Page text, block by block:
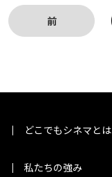
前
どこでもシネマとは
私たちの強み